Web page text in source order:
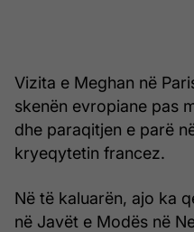
Vizita e Meghan në
skenën evropiane pas
dhe paraqitjen e parë
kryeqytetin francez.
Në të kaluarën, ajo ka
në Javët e Modës në